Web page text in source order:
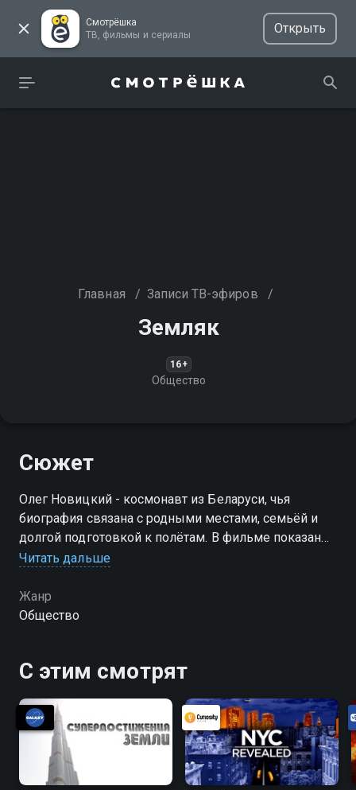
Смотрёшка
ТВ, фильмы и сериалы
Открыть
Главная / Записи ТВ-эфиров /
Земляк
16+
Общество
Сюжет
Олег Новицкий - космонавт из Беларуси, чья
биография связана с родными местами, семьёй и
долгой подготовкой к полётам. В фильме показаны
его корни, жизнь до космоса и профессиональный
Читать дальше
Жанр
Общество
С этим смотрят